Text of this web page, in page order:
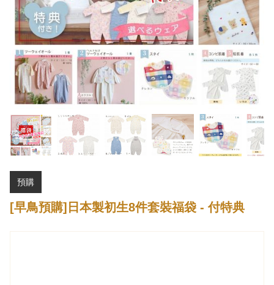
預購
[早鳥預購]日本製初生8件套裝福袋 - 付特典